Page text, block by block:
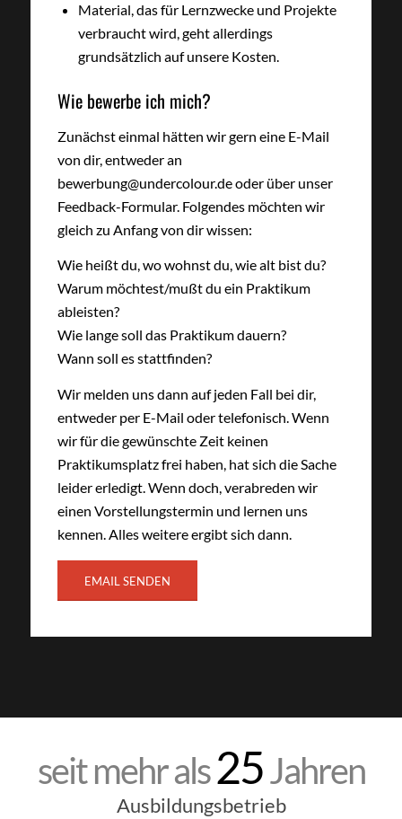
Material, das für Lernzwecke und Projekte
verbraucht wird, geht allerdings
grundsätzlich auf unsere Kosten.
Wie bewerbe ich mich?
Zunächst einmal hätten wir gern eine E-Mail
von dir, entweder an
bewerbung@undercolour.de oder über unser
Feedback-Formular. Folgendes möchten wir
gleich zu Anfang von dir wissen:
Wie heißt du, wo wohnst du, wie alt bist du?
Warum möchtest/mußt du ein Praktikum
ableisten?
Wie lange soll das Praktikum dauern?
Wann soll es stattfinden?
Wir melden uns dann auf jeden Fall bei dir,
entweder per E-Mail oder telefonisch. Wenn
wir für die gewünschte Zeit keinen
Praktikumsplatz frei haben, hat sich die Sache
leider erledigt. Wenn doch, verabreden wir
einen Vorstellungstermin und lernen uns
kennen. Alles weitere ergibt sich dann.
EMAIL SENDEN
seit mehr als25Jahren
Ausbildungsbetrieb